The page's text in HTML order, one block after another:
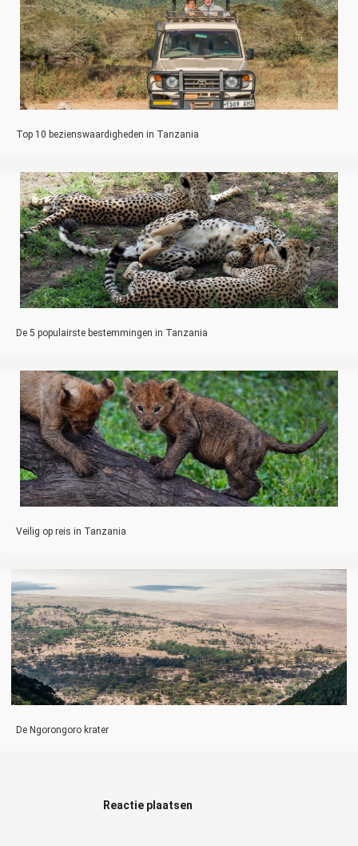
Top 10 bezienswaardigheden in Tanzania
De 5 populairste bestemmingen in Tanzania
Veilig op reis in Tanzania
De Ngorongoro krater
Reactie plaatsen